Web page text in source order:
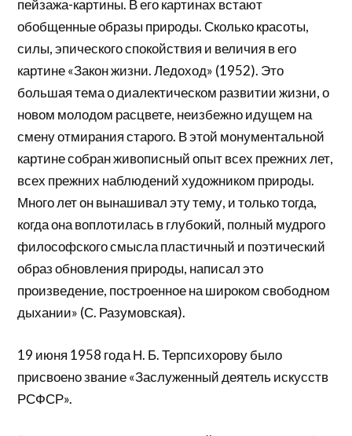
пейзажа-картины. В его картинах встают
обобщенные образы природы. Сколько красоты,
силы, эпического спокойствия и величия в его
картине «Закон жизни. Ледоход» (1952). Это
большая тема о диалектическом развитии жизни, о
новом молодом расцвете, неизбежно идущем на
смену отмирания старого. В этой монументальной
картине собран живописный опыт всех прежних лет,
всех прежних наблюдений художником природы.
Много лет он вынашивал эту тему, и только тогда,
когда она воплотилась в глубокий, полный мудрого
философского смысла пластичный и поэтический
образ обновления природы, написал это
произведение, построенное на широком свободном
дыхании» (С. Разумовская).
19 июня 1958 года Н. Б. Терпсихорову было
присвоено звание «Заслуженный деятель искусств
РСФСР».